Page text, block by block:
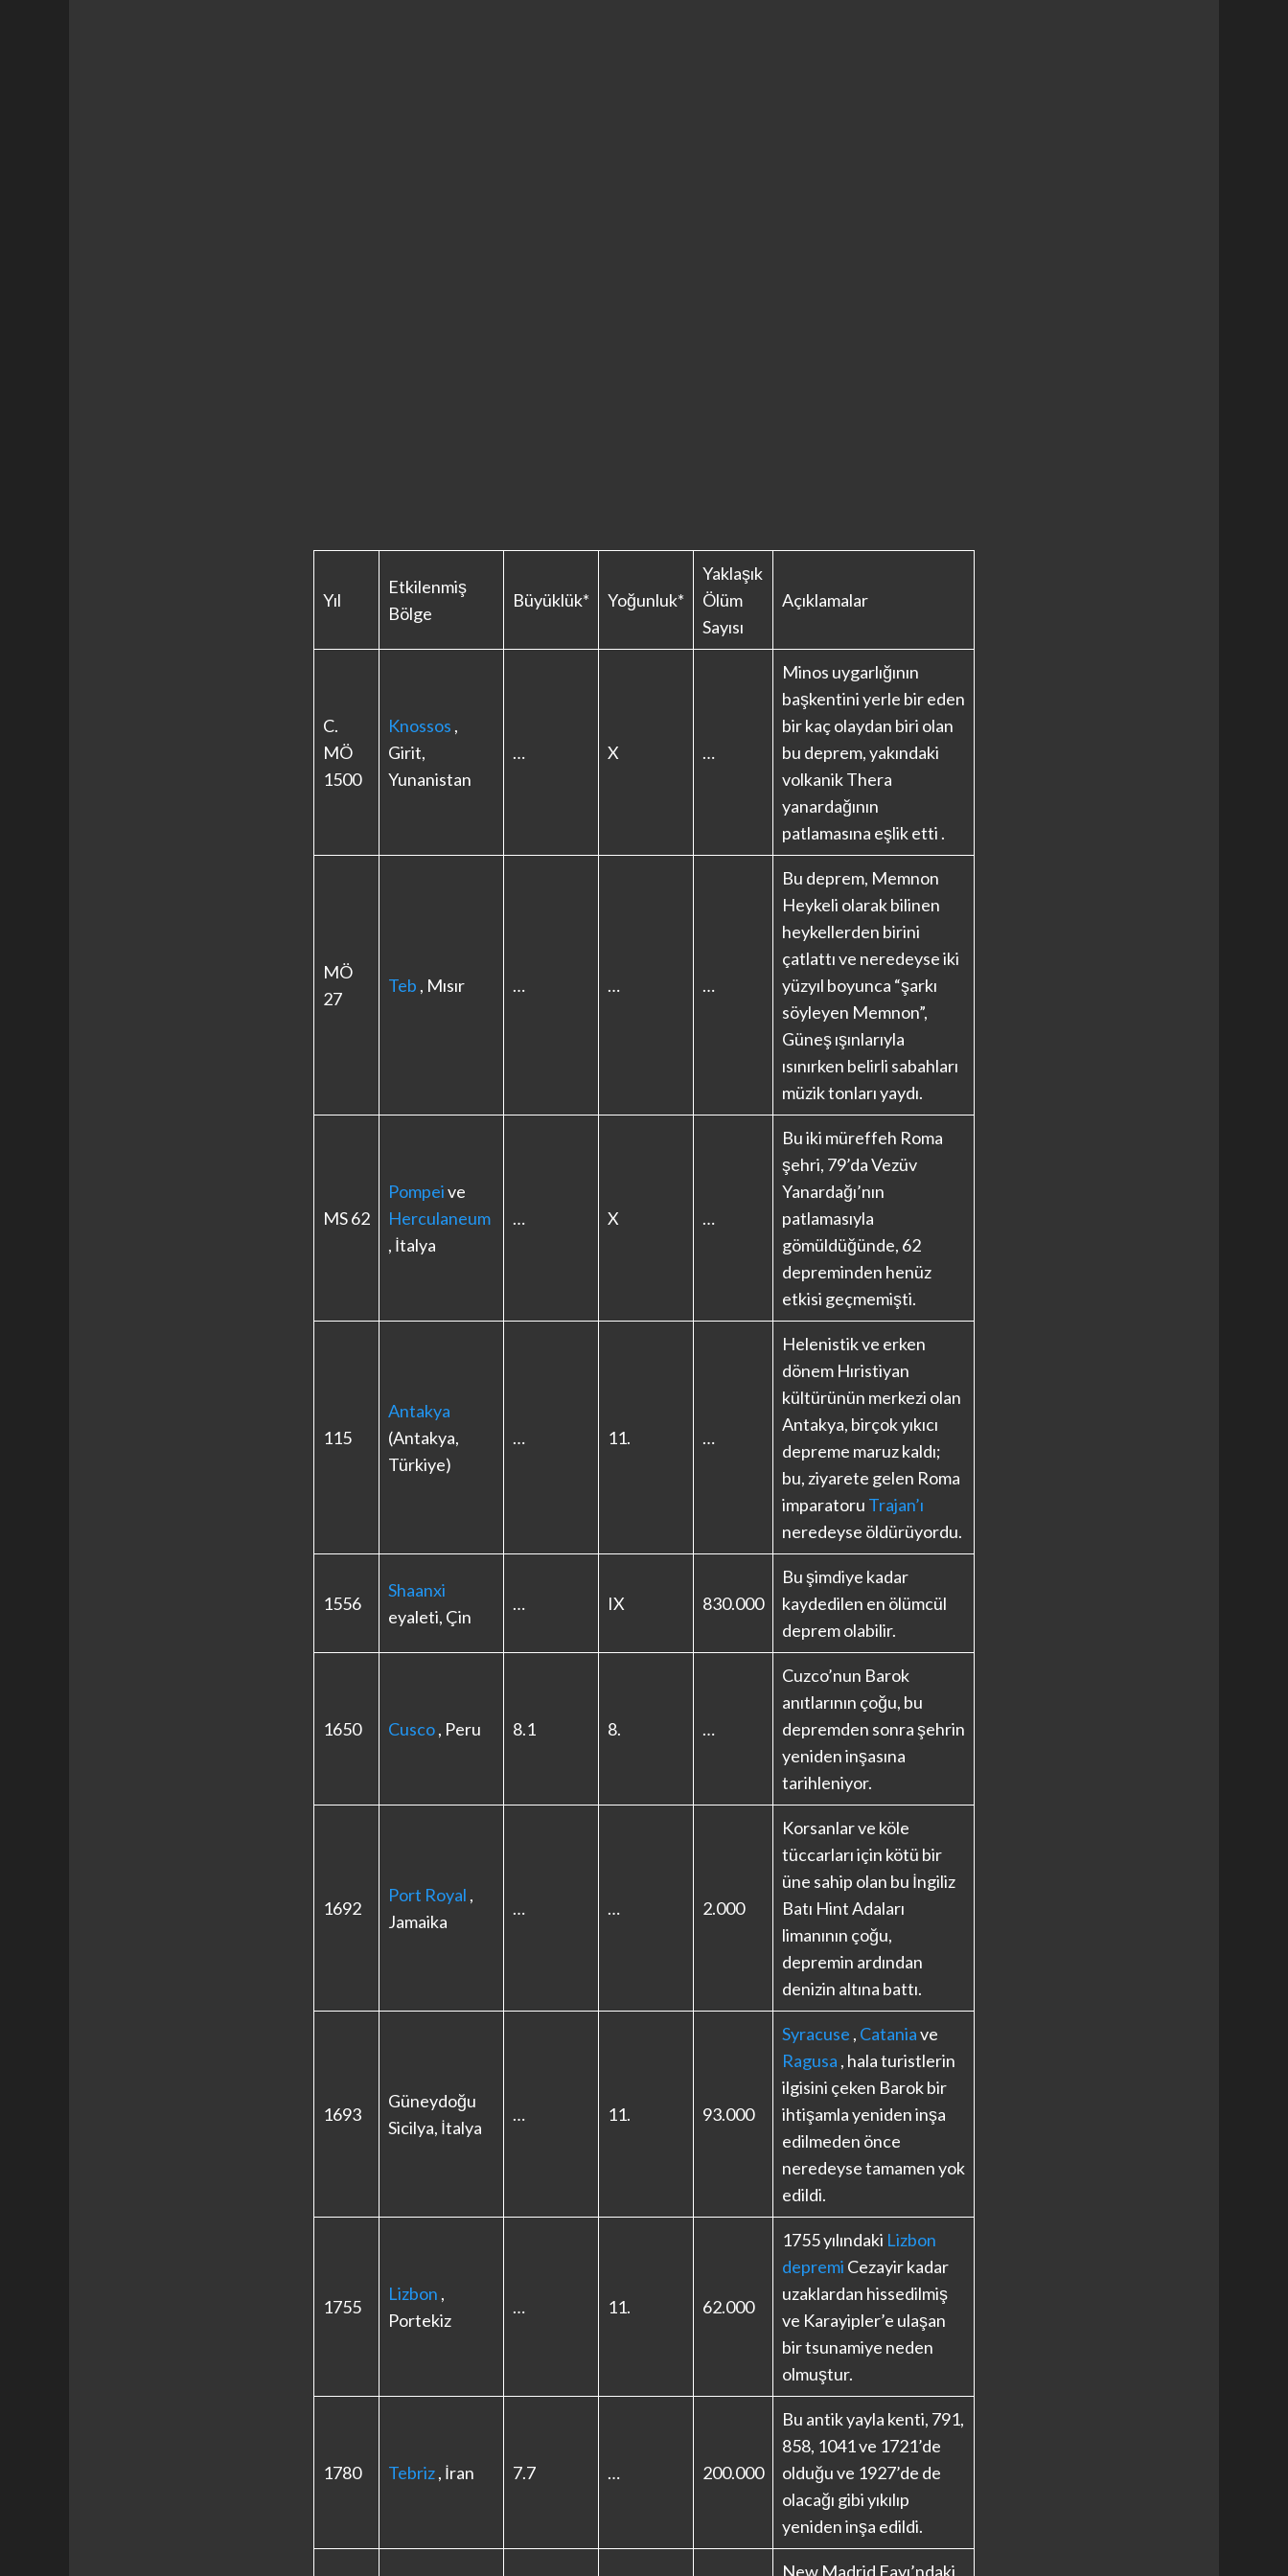
Yıl
Etkilenmiş
Bölge
Büyüklük* Yoğunluk*
Yaklaşık
Ölüm
Sayısı
Açıklamalar
C.
MÖ
1500
Knossos ,
Girit,
Yunanistan
… X …
Minos uygarlığının
başkentini yerle bir eden
bir kaç olaydan biri olan
bu deprem, yakındaki
volkanik Thera
yanardağının
patlamasına eşlik etti .
MÖ
27
Teb , Mısır … … …
Bu deprem, Memnon
Heykeli olarak bilinen
heykellerden birini
çatlattı ve neredeyse iki
yüzyıl boyunca “şarkı
söyleyen Memnon”,
Güneş ışınlarıyla
ısınırken belirli sabahları
müzik tonları yaydı.
MS 62
Pompeive
Herculaneum
, İtalya
… X …
Bu iki müreffeh Roma
şehri, 79’da Vezüv
Yanardağı’nın
patlamasıyla
gömüldüğünde, 62
depreminden henüz
etkisi geçmemişti.
115
Antakya
(Antakya,
Türkiye)
… 11. …
Helenistik ve erken
dönem Hıristiyan
kültürünün merkezi olan
Antakya, birçok yıkıcı
depreme maruz kaldı;
bu, ziyarete gelen Roma
imparatoru Trajan’ı
neredeyse öldürüyordu.
1556
Shaanxi
eyaleti, Çin
… IX 830.000
Bu şimdiye kadar
kaydedilen en ölümcül
deprem olabilir.
1650 Cusco, Peru 8.1 8. …
Cuzco’nun Barok
anıtlarının çoğu, bu
depremden sonra şehrin
yeniden inşasına
tarihleniyor.
1692
Port Royal ,
Jamaika
… … 2.000
Korsanlar ve köle
tüccarları için kötü bir
üne sahip olan bu İngiliz
Batı Hint Adaları
limanının çoğu,
depremin ardından
denizin altına battı.
1693
Güneydoğu
Sicilya, İtalya
… 11. 93.000
Syracuse , Cataniave
Ragusa , hala turistlerin
ilgisini çeken Barok bir
ihtişamla yeniden inşa
edilmeden önce
neredeyse tamamen yok
edildi.
1755
Lizbon ,
Portekiz
… 11. 62.000
1755 yılındaki Lizbon
depremi Cezayir kadar
uzaklardan hissedilmiş
ve Karayipler’e ulaşan
bir tsunamiye neden
olmuştur.
1780 Tebriz, İran 7.7 … 200.000
Bu antik yayla kenti, 791,
858, 1041 ve 1721’de
olduğu ve 1927’de de
olacağı gibi yıkılıp
yeniden inşa edildi.
New Madrid Fayı’ndaki